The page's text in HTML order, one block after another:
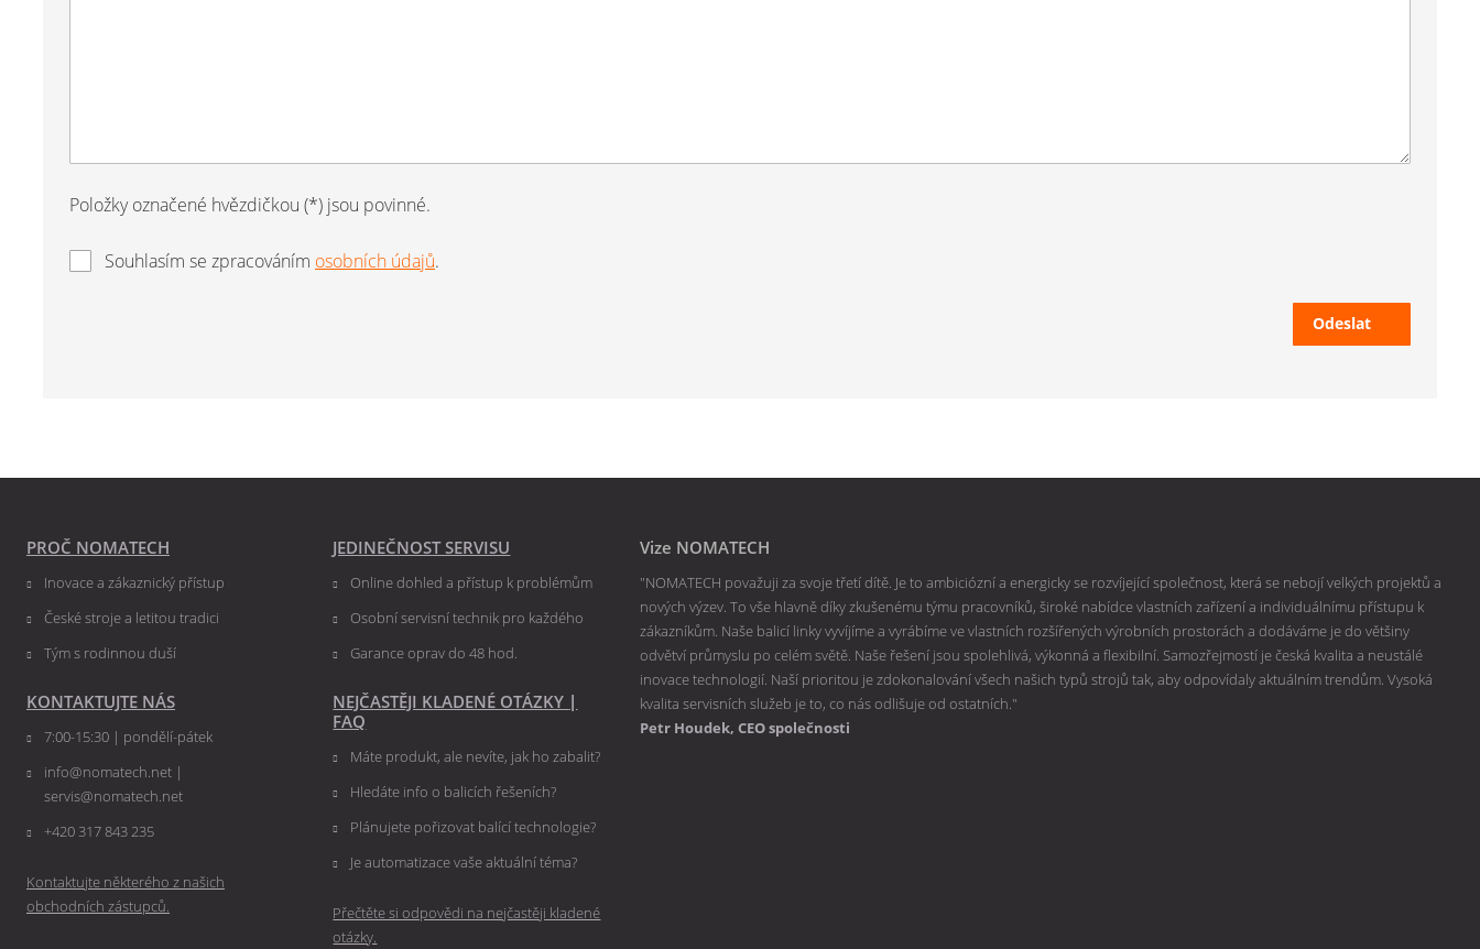
Položky označené hvězdičkou (*) jsou povinné.
Souhlasím se zpracováním osobních údajů.
Odeslat
PROČ NOMATECH
Inovace a zákaznický přístup
České stroje a letitou tradici
Tým s rodinnou duší
KONTAKTUJTE NÁS
7:00-15:30 | pondělí-pátek
info@nomatech.net |
servis@nomatech.net
+420 317 843 235
Kontaktujte některého z našich
obchodních zástupců.
JEDINEČNOST SERVISU
Online dohled a přístup k problémům
Osobní servisní technik pro každého
Garance oprav do 48 hod.
NEJČASTĚJI KLADENÉ OTÁZKY |
FAQ
Máte produkt, ale nevíte, jak ho zabalit?
Hledáte info o balicích řešeních?
Plánujete pořizovat balící technologie?
Je automatizace vaše aktuální téma?
Přečtěte si odpovědi na nejčastěji kladené
otázky.
Vize NOMATECH
"NOMATECH považuji za svoje třetí dítě. Je to ambiciózní a energicky se rozvíjející společnost, která se nebojí velkých projektů a
nových výzev. To vše hlavně díky zkušenému týmu pracovníků, široké nabídce vlastních zařízení a individuálnímu přístupu k
zákazníkům. Naše balicí linky vyvíjíme a vyrábíme ve vlastních rozšířených výrobních prostorách a dodáváme je do většiny
odvětví průmyslu po celém světě. Naše řešení jsou spolehlivá, výkonná a flexibilní. Samozřejmostí je česká kvalita a neustálé
inovace technologií. Naší prioritou je zdokonalování všech našich typů strojů tak, aby odpovídaly aktuálním trendům. Vysoká
kvalita servisních služeb je to, co nás odlišuje od ostatních."
Petr Houdek, CEO společnosti